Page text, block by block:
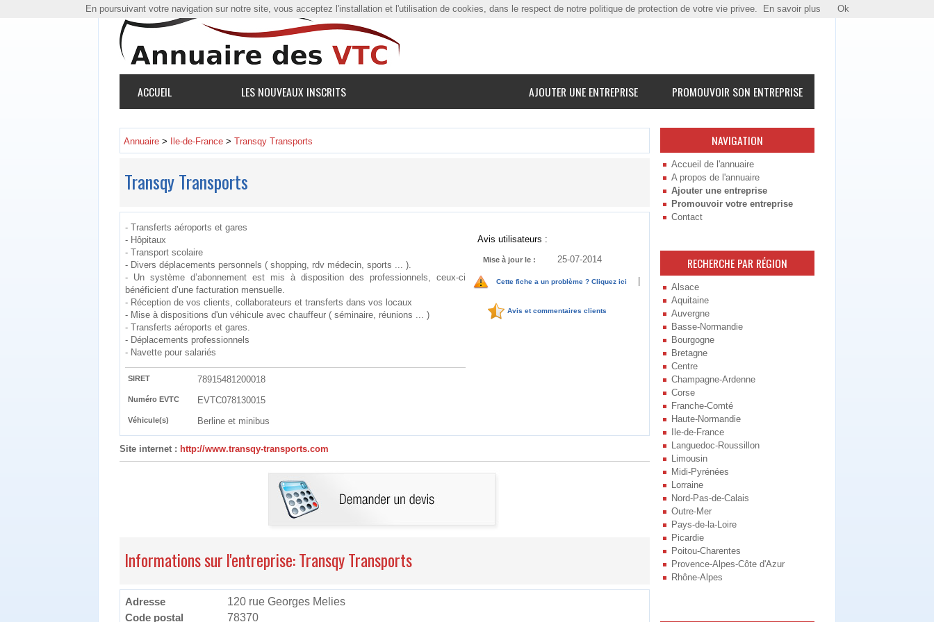
ACCUEIL LES NOUVEAUX INSCRITS PROMOUVOIR SON ENTREPRISE
AJOUTER UNE ENTREPRISE
NAVIGATION
Accueil de l'annuaire
A propos de l'annuaire
Ajouter une entreprise
Promouvoir votre entreprise
Contact
RECHERCHE PAR RÉGION
Alsace
Aquitaine
Auvergne
Basse-Normandie
Bourgogne
Bretagne
Centre
Champagne-Ardenne
Corse
Franche-Comté
Haute-Normandie
Ile-de-France
Languedoc-Roussillon
Limousin
Midi-Pyrénées
Lorraine
Nord-Pas-de-Calais
Outre-Mer
Pays-de-la-Loire
Picardie
Poitou-Charentes
Provence-Alpes-Côte d'Azur
Rhône-Alpes
Annuaire > Ile-de-France > Transqy Transports
Transqy Transports
- Transferts aéroports et gares
- Hôpitaux
- Transport scolaire
- Divers déplacements personnels ( shopping, rdv médecin, sports ... ).
- Un système d’abonnement est mis à disposition des professionnels, ceux-ci
bénéficient d’une facturation mensuelle.
- Réception de vos clients, collaborateurs et transferts dans vos locaux
- Mise à dispositions d'un véhicule avec chauffeur ( séminaire, réunions ... )
- Transferts aéroports et gares.
- Déplacements professionnels
- Navette pour salariés
SIRET 78915481200018
Numéro EVTC EVTC078130015
Véhicule(s) Berline et minibus
Avis utilisateurs :
Mise à jour le : 25-07-2014
Cette fiche a un problème ? Cliquez ici
Avis et commentaires clients
Site internet : http://www.transqy-transports.com
Informations sur l'entreprise: Transqy Transports
Adresse
120 rue Georges Melies
Code postal
78370
En poursuivant votre navigation sur notre site, vous acceptez l'installation et l'utilisation de cookies, dans le respect de notre politique de protection de votre vie privee. En savoir plus Ok